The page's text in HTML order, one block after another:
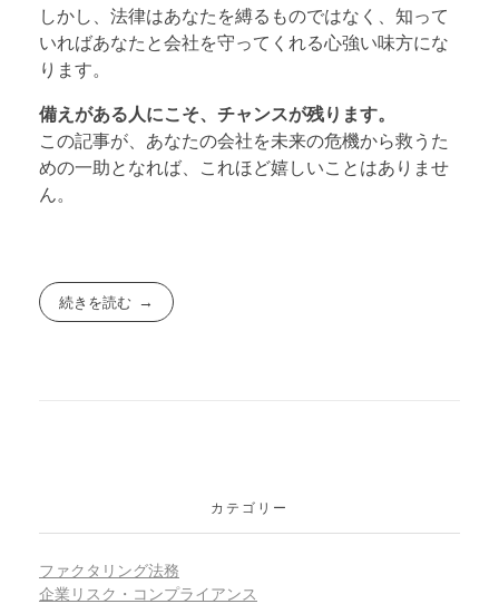
しかし、法律はあなたを縛るものではなく、知って
いればあなたと会社を守ってくれる心強い味方にな
ります。
備えがある人にこそ、チャンスが残ります。
この記事が、あなたの会社を未来の危機から救うた
めの一助となれば、これほど嬉しいことはありませ
ん。
続きを読む
カテゴリー
ファクタリング法務
企業リスク・コンプライアンス